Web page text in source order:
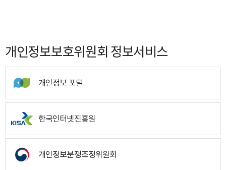
개인정보보호위원회 정보서비스
개인정보 포털
한국인터넷진흥원
개인정보분쟁조정위원회